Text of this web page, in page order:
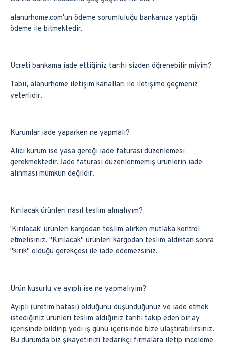
alanurhome.com'un ödeme sorumluluğu bankanıza yaptığı
ödeme ile bitmektedir.
Ücreti bankama iade ettiğiniz tarihi sizden öğrenebilir miyim?
Tabii, alanurhome iletişim kanalları ile iletişime geçmeniz
yeterlidir.
Kurumlar iade yaparken ne yapmalı?
Alıcı kurum ise yasa gereği iade faturası düzenlemesi
gerekmektedir. İade faturası düzenlenmemiş ürünlerin iade
alınması mümkün değildir.
Kırılacak ürünleri nasıl teslim almalıyım?
'Kırılacak' ürünleri kargodan teslim alırken mutlaka kontrol
etmelisiniz. ''Kırılacak'' ürünleri kargodan teslim aldıktan sonra
''kırık'' olduğu gerekçesi ile iade edemezsiniz.
Ürün kusurlu ve ayıplı ise ne yapmalıyım?
Ayıplı (üretim hatası) olduğunu düşündüğünüz ve iade etmek
istediğiniz ürünleri teslim aldığınız tarihi takip eden bir ay
içerisinde bildirip yedi iş günü içerisinde bize ulaştırabilirsiniz.
Bu durumda biz şikayetinizi tedarikçi firmalara iletip inceleme